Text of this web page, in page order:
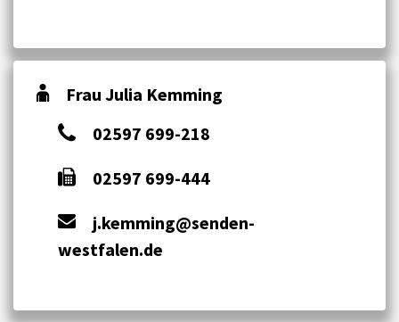
Frau Julia Kemming
02597 699-218
02597 699-444
j.kemming@senden-
westfalen.de